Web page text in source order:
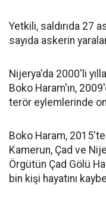
Yetkili, saldırıda 27
sayıda askerin
Nijerya'da 2000'li
Boko Haram'ın,
terör eylemlerinde
Boko Haram,
Kamerun, Çad ve
Örgütün Çad Gölü
bin kişi hayatını